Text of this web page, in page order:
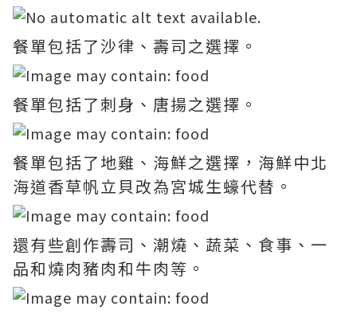
餐單包括了沙律、壽司之選擇。
餐單包括了刺身、唐揚之選擇。
餐單包括了地雞、海鮮之選擇，海鮮中北
海道香草帆立貝改為宮城生蠔代替。
還有些創作壽司、潮燒、蔬菜、食事、一
品和燒肉豬肉和牛肉等。